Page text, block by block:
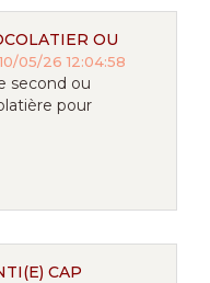
OU
05/26 12:04:58
second ou
pour
CAP